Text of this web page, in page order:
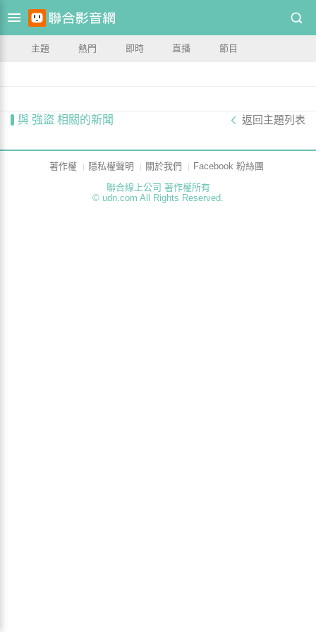
主題 熱門 即時 直播 節目
與 強盜 相關的新聞 返回主題列表
著作權 隱私權聲明 關於我們
Facebook 粉絲團
聯合線上公司 著作權所有
© udn.com All Rights Reserved.